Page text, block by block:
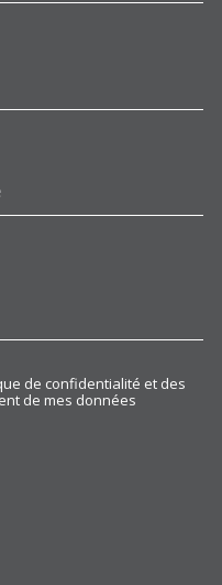
de confidentialité et des
de mes données